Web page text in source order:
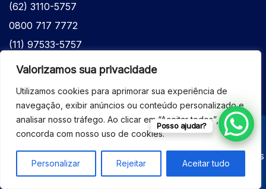
Valorizamos sua privacidade
Utilizamos cookies para aprimorar sua experiência de
navegação, exibir anúncios ou conteúdo personalizado e
analisar nosso tráfego. Ao clicar em “Aceitar todos”, você
concorda com nosso uso de cookies.
Personalizar Rejeitar Aceitar tudo
(62) 3110-5757
0800 717 7772
(11) 97533-5757
(62) 98610-7777
© 2026 - ASSISTÊNCIA TÉCNICA ESPECIALIZADA
EQUIPAMENTOS BRUKER - Todos os direitos reservados
Posso ajudar?